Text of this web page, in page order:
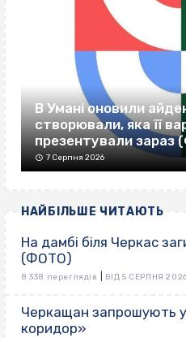
В Умані оновили
створювали, яка її
презентували
7 Серпня 2026
НАЙБІЛЬШЕ ЧИТАЮТЬ
На дамбі біля Черкас
(ФОТО)
8 338 переглядів ВІД 5 СЕРПНЯ 2026
Черкащан запрошують
коридор»